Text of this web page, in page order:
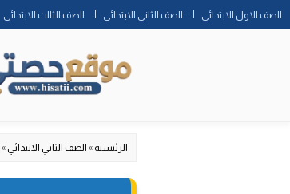
الصف الاول الابتدائي الصف الثاني الابتدائي الصف الثالث الابتدائي
الرئيسية » الصف الثاني الابتدائي »